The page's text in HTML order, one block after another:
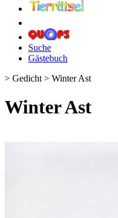
Suche
Gästebuch
> Gedicht > Winter Ast
Winter Ast